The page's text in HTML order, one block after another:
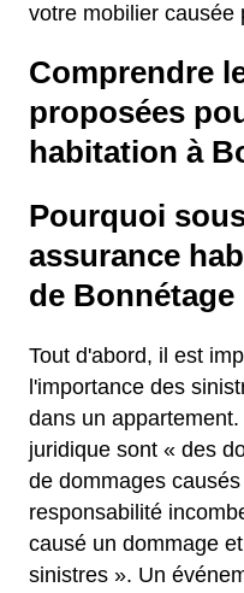
votre mobilier causée
Comprendre
proposées
habitation à
Pourquoi
assurance
de Bonnétage
Tout d'abord, il est
l'importance des
dans un
juridique sont « des
de dommages
responsabilité
causé un dommage
sinistres ». Un